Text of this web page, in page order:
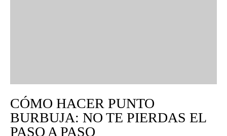
CÓMO HACER PUNTO
BURBUJA: NO TE PIERDAS EL
PASO A PASO